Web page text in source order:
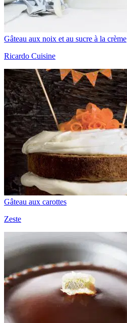
Gâteau aux noix et au sucre à la crème
Ricardo Cuisine
Gâteau aux carottes
Zeste